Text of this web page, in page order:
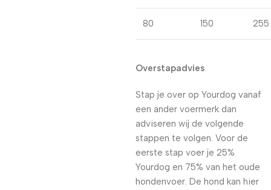
80 150 255
Overstapadvies
Stap je over op Yourdog vanaf
een ander voermerk dan
adviseren wij de volgende
stappen te volgen. Voor de
eerste stap voer je 25%
Yourdog en 75% van het oude
hondenvoer. De hond kan hier